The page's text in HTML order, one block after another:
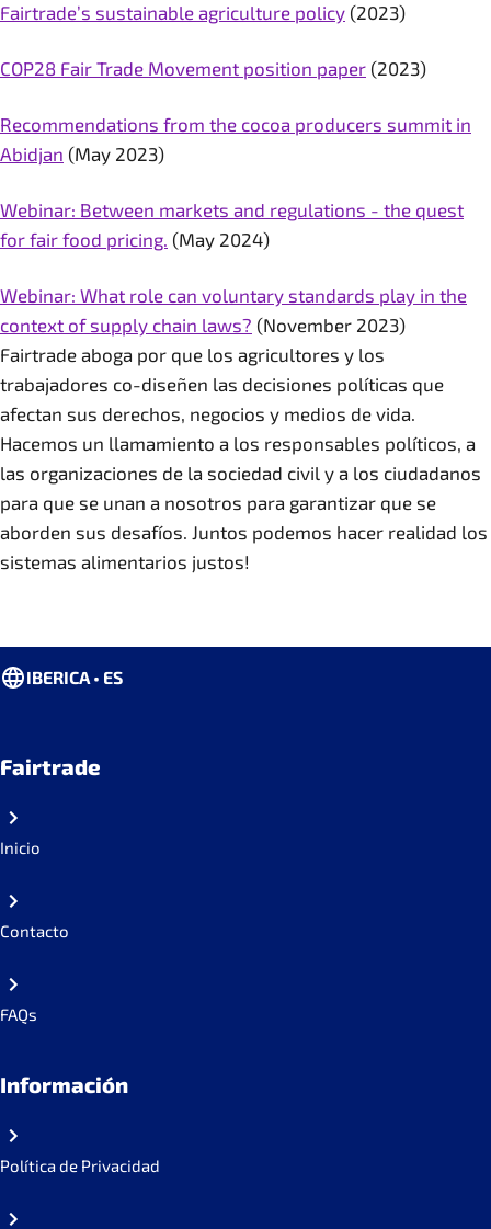
Fairtrade’s sustainable agriculture policy (2023)
COP28 Fair Trade Movement position paper (2023)
Recommendations from the cocoa producers summit in
Abidjan (May 2023)
Webinar: Between markets and regulations - the quest
for fair food pricing. (May 2024)
Webinar: What role can voluntary standards play in the
context of supply chain laws? (November 2023)
Fairtrade aboga por que los agricultores y los
trabajadores co-diseñen las decisiones políticas que
afectan sus derechos, negocios y medios de vida.
Hacemos un llamamiento a los responsables políticos, a
las organizaciones de la sociedad civil y a los ciudadanos
para que se unan a nosotros para garantizar que se
aborden sus desafíos. Juntos podemos hacer realidad los
sistemas alimentarios justos!
IBERICA • ES
Fairtrade
Inicio
Contacto
FAQs
Información
Política de Privacidad